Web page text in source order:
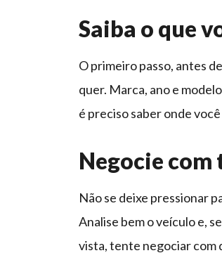
Saiba o que
O primeiro passo, antes
quer. Marca, ano e
é preciso saber onde
Negocie com
Não se deixe pressionar
Analise bem o veículo e,
vista, tente negociar com